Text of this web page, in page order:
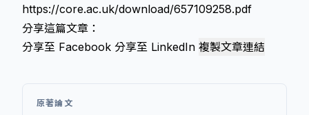
https://core.ac.uk/download/657109258.pdf
分享這篇文章：
分享至 Facebook 分享至 LinkedIn 複製文章連結
原著論文